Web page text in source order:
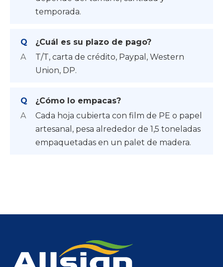
temporada.
Q
¿Cuál es su plazo de pago?
A
T/T, carta de crédito, Paypal, Western
Union, DP.
Q
¿Cómo lo empacas?
A
Cada hoja cubierta con film de PE o papel
artesanal, pesa alrededor de 1,5 toneladas
empaquetadas en un palet de madera.